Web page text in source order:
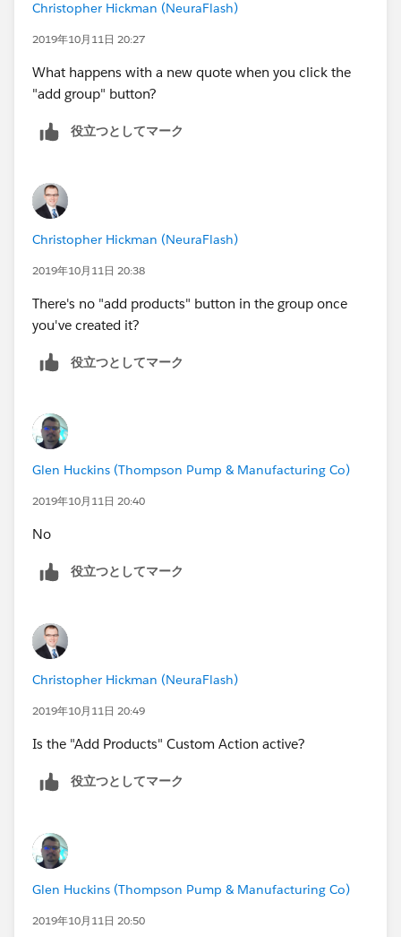
Christopher Hickman (NeuraFlash)
2019年10月11日 20:27
What happens with a new quote when you click the
"add group" button?
役立つとしてマーク
Christopher Hickman (NeuraFlash)
2019年10月11日 20:38
There's no "add products" button in the group once
you've created it?
役立つとしてマーク
Glen Huckins (Thompson Pump & Manufacturing Co)
2019年10月11日 20:40
No
役立つとしてマーク
Christopher Hickman (NeuraFlash)
2019年10月11日 20:49
Is the "Add Products" Custom Action active?
役立つとしてマーク
Glen Huckins (Thompson Pump & Manufacturing Co)
2019年10月11日 20:50